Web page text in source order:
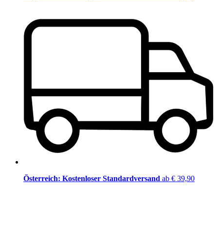
Österreich: Kostenloser Standardversand ab € 39,90